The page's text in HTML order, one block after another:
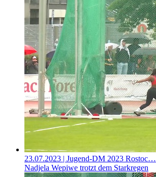
23.07.2023 | Jugend-DM 2023 Rostoc…
Nadjela Wepiwe trotzt dem Starkregen